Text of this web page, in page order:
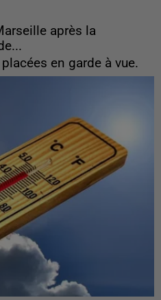
après la
en garde à vue.